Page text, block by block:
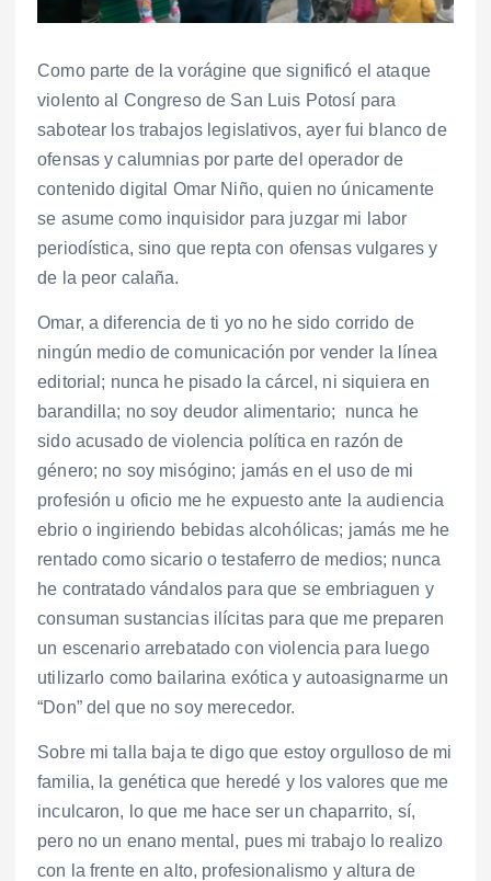
Como parte de la vorágine que significó el ataque
violento al Congreso de San Luis Potosí para
sabotear los trabajos legislativos, ayer fui blanco de
ofensas y calumnias por parte del operador de
contenido digital Omar Niño, quien no únicamente
se asume como inquisidor para juzgar mi labor
periodística, sino que repta con ofensas vulgares y
de la peor calaña.
Omar, a diferencia de ti yo no he sido corrido de
ningún medio de comunicación por vender la línea
editorial; nunca he pisado la cárcel, ni siquiera en
barandilla; no soy deudor alimentario; nunca he
sido acusado de violencia política en razón de
género; no soy misógino; jamás en el uso de mi
profesión u oficio me he expuesto ante la audiencia
ebrio o ingiriendo bebidas alcohólicas; jamás me he
rentado como sicario o testaferro de medios; nunca
he contratado vándalos para que se embriaguen y
consuman sustancias ilícitas para que me preparen
un escenario arrebatado con violencia para luego
utilizarlo como bailarina exótica y autoasignarme un
“Don” del que no soy merecedor.
Sobre mi talla baja te digo que estoy orgulloso de mi
familia, la genética que heredé y los valores que me
inculcaron, lo que me hace ser un chaparrito, sí,
pero no un enano mental, pues mi trabajo lo realizo
con la frente en alto, profesionalismo y altura de